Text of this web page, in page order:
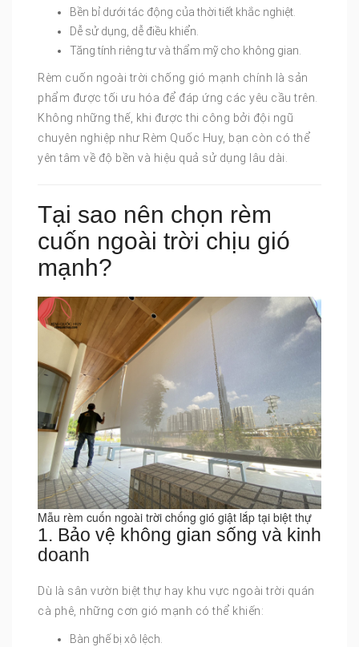
Bền bỉ dưới tác động của thời tiết khắc nghiệt.
Dễ sử dụng, dễ điều khiển.
Tăng tính riêng tư và thẩm mỹ cho không gian.
Rèm cuốn ngoài trời chống gió mạnh chính là sản
phẩm được tối ưu hóa để đáp ứng các yêu cầu trên.
Không những thế, khi được thi công bởi đội ngũ
chuyên nghiệp như Rèm Quốc Huy, bạn còn có thể
yên tâm về độ bền và hiệu quả sử dụng lâu dài.
Tại sao nên chọn rèm
cuốn ngoài trời chịu gió
mạnh?
Mẫu rèm cuốn ngoài trời chống gió giật lắp tại biệt thự
1. Bảo vệ không gian sống và kinh
doanh
Dù là sân vườn biệt thự hay khu vực ngoài trời quán
cà phê, những cơn gió mạnh có thể khiến:
Bàn ghế bị xô lệch.